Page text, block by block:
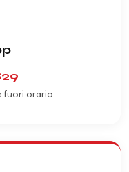
fuori orario